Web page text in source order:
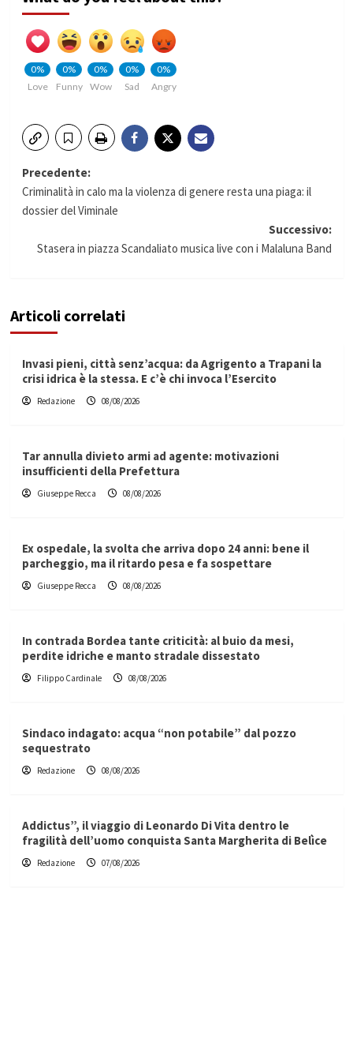
0%
Love
0%
Funny
0%
Wow
0%
Sad
0%
Angry
Navigazione
articolo
Precedente:
Criminalità in calo ma la violenza di genere resta una piaga: il
dossier del Viminale
Successivo:
Stasera in piazza Scandaliato musica live con i Malaluna Band
Articoli correlati
Invasi pieni, città senz’acqua: da Agrigento a Trapani la
crisi idrica è la stessa. E c’è chi invoca l’Esercito
Redazione 08/08/2026
Tar annulla divieto armi ad agente: motivazioni
insufficienti della Prefettura
Giuseppe Recca 08/08/2026
Ex ospedale, la svolta che arriva dopo 24 anni: bene il
parcheggio, ma il ritardo pesa e fa sospettare
Giuseppe Recca 08/08/2026
In contrada Bordea tante criticità: al buio da mesi,
perdite idriche e manto stradale dissestato
Filippo Cardinale 08/08/2026
Sindaco indagato: acqua “non potabile” dal pozzo
sequestrato
Redazione 08/08/2026
Addictus”, il viaggio di Leonardo Di Vita dentro le
fragilità dell’uomo conquista Santa Margherita di Belìce
Redazione 07/08/2026